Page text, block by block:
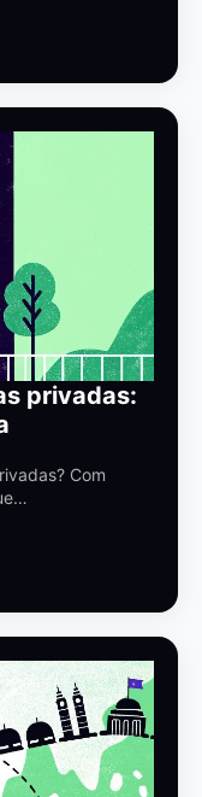
privadas:
Com